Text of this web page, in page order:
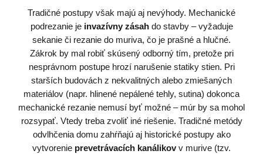
Tradičné postupy však majú aj nevýhody. Mechanické
podrezanie je invazívny zásahdo stavby – vyžaduje
sekanie či rezanie do muriva, čo je prašné a hlučné.
Zákrok by mal robiť skúsený odborný tím, pretože pri
nesprávnom postupe hrozí narušenie statiky stien. Pri
starších budovách z nekvalitných alebo zmiešaných
materiálov (napr. hlinené nepálené tehly, sutina) dokonca
mechanické rezanie nemusí byť možné – múr by sa mohol
rozsypať. Vtedy treba zvoliť iné riešenie. Tradičné metódy
odvlhčenia domu zahŕňajú aj historické postupy ako
vytvorenie prevetrávacích kanálikovv murive (tzv.